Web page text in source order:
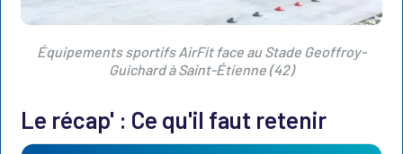
Équipements sportifs AirFit face au Stade Geoffroy-
Guichard à Saint-Étienne (42)
Le récap' : Ce qu'il faut retenir